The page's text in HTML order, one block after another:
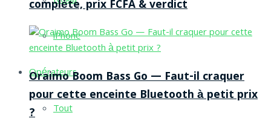
iPhone
Opérateurs
Tout
complète, prix FCFA & verdict
Oraimo Boom Bass Go — Faut-il craquer
pour cette enceinte Bluetooth à petit prix
?